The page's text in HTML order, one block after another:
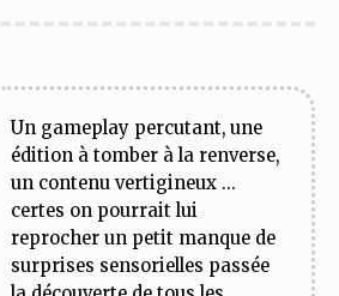
Un gameplay percutant, une
édition à tomber à la renverse,
un contenu vertigineux ...
certes on pourrait lui
reprocher un petit manque de
surprises sensorielles passée